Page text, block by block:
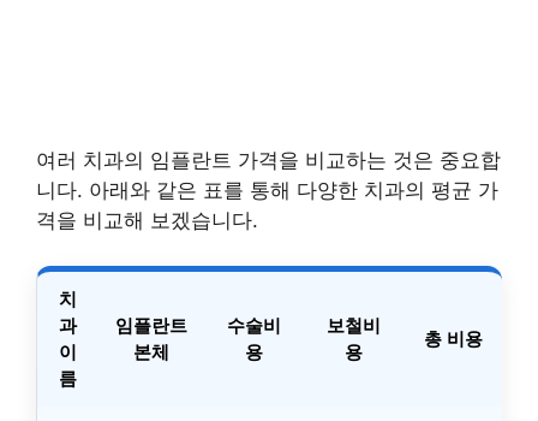
여러 치과의 임플란트 가격을 비교하는 것은 중요합
니다. 아래와 같은 표를 통해 다양한 치과의 평균 가
격을 비교해 보겠습니다.
치
과
이
름
임플란트
본체
수술비
용
보철비
용
총 비용